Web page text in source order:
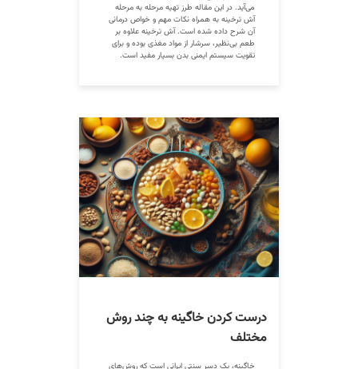
می‌آید. در این مقاله طرز تهیه مرحله به مرحله
آش ترخینه به همراه نکات مهم و خواص درمانی
آن شرح داده شده است. آش ترخینه علاوه بر
طعم بی‌نظیر، سرشار از مواد مغذی بوده و برای
تقویت سیستم ایمنی بدن بسیار مفید است.
درست کردن خاگینه به چند روش
مختلف
خاگینه، یک دسر سنتی ایرانی است که روش‌های